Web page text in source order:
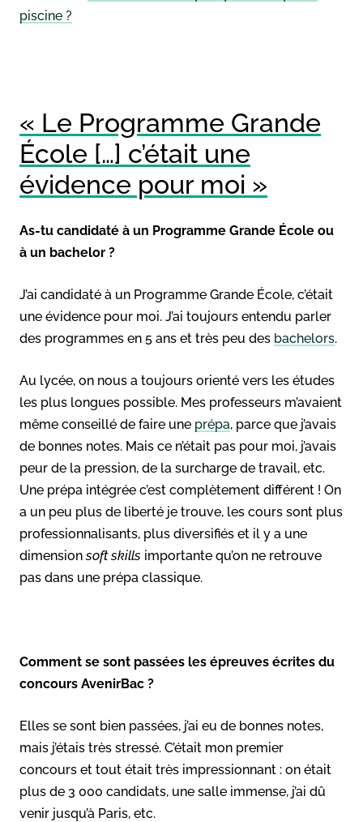
piscine ?
« Le Programme Grande
École […] c’était une
évidence pour moi »
As-tu candidaté à un Programme Grande École ou
à un bachelor ?
J’ai candidaté à un Programme Grande École, c’était
une évidence pour moi. J’ai toujours entendu parler
des programmes en 5 ans et très peu des bachelors.
Au lycée, on nous a toujours orienté vers les études
les plus longues possible. Mes professeurs m’avaient
même conseillé de faire une prépa, parce que j’avais
de bonnes notes. Mais ce n’était pas pour moi, j’avais
peur de la pression, de la surcharge de travail, etc.
Une prépa intégrée c’est complètement différent ! On
a un peu plus de liberté je trouve, les cours sont plus
professionnalisants, plus diversifiés et il y a une
dimensionsoft skills importante qu’on ne retrouve
pas dans une prépa classique.
Comment se sont passées les épreuves écrites du
concours AvenirBac ?
Elles se sont bien passées, j’ai eu de bonnes notes,
mais j’étais très stressé. C’était mon premier
concours et tout était très impressionnant : on était
plus de 3 000 candidats, une salle immense, j’ai dû
venir jusqu’à Paris, etc.